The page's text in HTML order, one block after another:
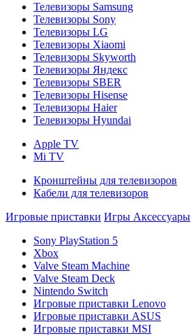
Телевизоры Samsung
Телевизоры Sony
Телевизоры LG
Телевизоры Xiaomi
Телевизоры Skyworth
Телевизоры Яндекс
Телевизоры SBER
Телевизоры Hisense
Телевизоры Haier
Телевизоры Hyundai
Apple TV
Mi TV
Кронштейны для телевизоров
Кабели для телевизоров
Игровые приставки Игры Аксессуары
Sony PlayStation 5
Xbox
Valve Steam Machine
Valve Steam Deck
Nintendo Switch
Игровые приставки Lenovo
Игровые приставки ASUS
Игровые приставки MSI